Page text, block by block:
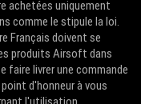
achetées uniquement
comme le stipule la loi.
Français doivent se
produits Airsoft dans
faire livrer une commande
d'honneur à vous